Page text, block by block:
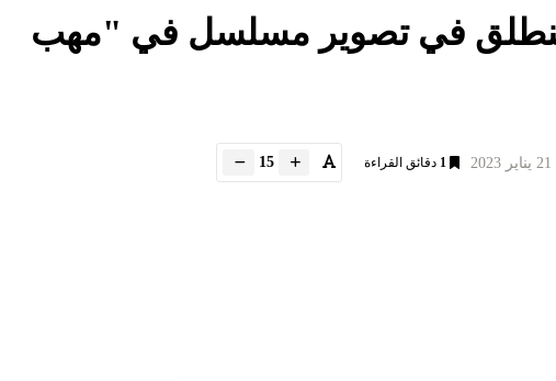
تنطلق في تصوير مسلسل في "مهب
1 دقائق القراءة 15